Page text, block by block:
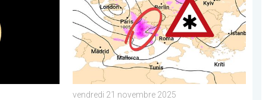
vendredi 21 novembre 2025